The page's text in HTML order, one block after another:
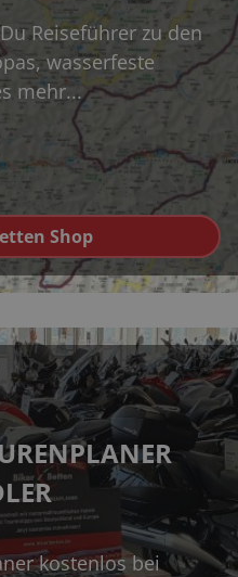
Reiseführer zu den
wasserfeste
mehr...
Shop
kostenlos bei